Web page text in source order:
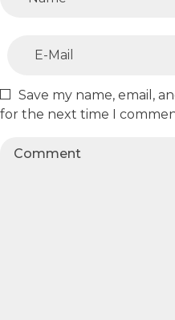
Save my name, email,
for the next time I